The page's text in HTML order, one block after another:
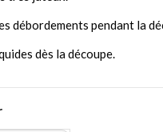
débordements pendant la
dès la découpe.